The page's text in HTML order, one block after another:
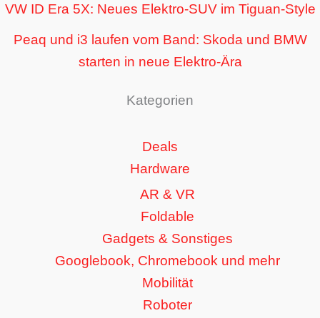
VW ID Era 5X: Neues Elektro-SUV im Tiguan-Style
Peaq und i3 laufen vom Band: Skoda und BMW
starten in neue Elektro-Ära
Kategorien
Deals
Hardware
AR & VR
Foldable
Gadgets & Sonstiges
Googlebook, Chromebook und mehr
Mobilität
Roboter